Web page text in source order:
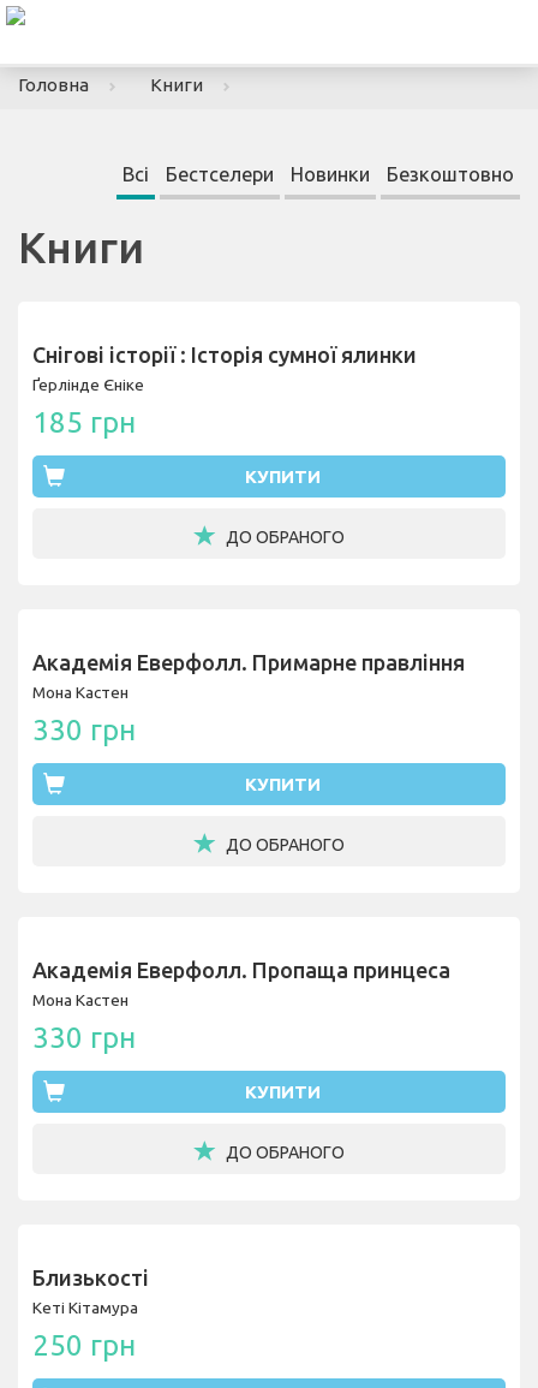
Головна
Книги
Всі Бестселери Новинки Безкоштовно
Книги
Снігові історії : Історія сумної ялинки
Ґерлінде Єніке
185 грн
КУПИТИ
ДО ОБРАНОГО
Академія Еверфолл. Примарне правління
Мона Кастен
330 грн
КУПИТИ
ДО ОБРАНОГО
Академія Еверфолл. Пропаща принцеса
Мона Кастен
330 грн
КУПИТИ
ДО ОБРАНОГО
Близькості
Кеті Кітамура
250 грн